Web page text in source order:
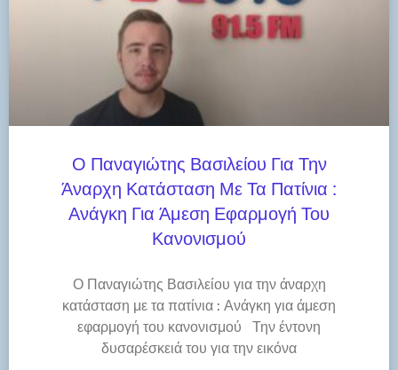
Ο Παναγιώτης Βασιλείου Για Την
Άναρχη Κατάσταση Με Τα Πατίνια :
Ανάγκη Για Άμεση Εφαρμογή Του
Κανονισμού
Ο Παναγιώτης Βασιλείου για την άναρχη
κατάσταση με τα πατίνια : Ανάγκη για άμεση
εφαρμογή του κανονισμού Την έντονη
δυσαρέσκειά του για την εικόνα